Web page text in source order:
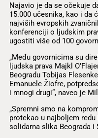
Najavio je da se očekuje
15.000 učesnika, kao i da
najviših evropskih
konferenciji o ljudskim
ugostiti više od 100
„Među govornicima su
ljudska prava Majkl
Beogradu Tobijas
Emanuele Žiofre,
i mnogi drugi“, naveo je
„Spremni smo na
protekao u najboljem
solidarna slika Beograda i